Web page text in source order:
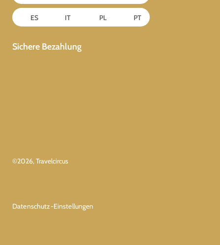
ES IT PL PT
Sichere Bezahlung
©2026, Travelcircus
Datenschutz-Einstellungen